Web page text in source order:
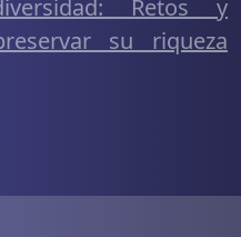
Retos y
su riqueza